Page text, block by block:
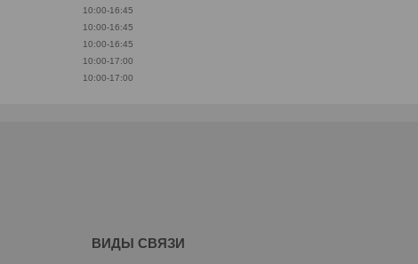
10:00-16:45
10:00-16:45
10:00-16:45
10:00-17:00
10:00-17:00